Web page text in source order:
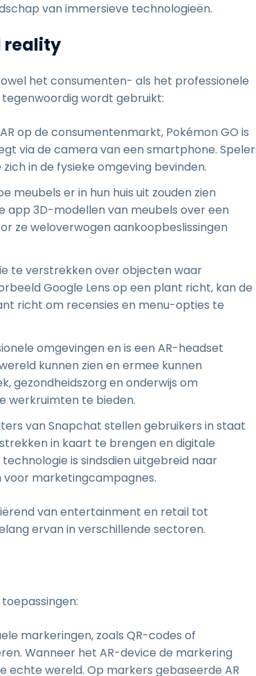
van immersieve technologieën.
reality
het consumenten- als het professionele
tegenwoordig wordt gebruikt:
op de consumentenmarkt, Pokémon GO is
via de camera van een smartphone.
in de fysieke omgeving bevinden.
meubels er in hun huis uit zouden zien
app 3D-modellen van meubels over een
ze weloverwogen aankoopbeslissingen
te verstrekken over objecten waar
Google Lens op een plant richt, kan de
richt om recensies en menu-opties te
omgevingen en is een AR-headset
kunnen zien en ermee kunnen
gezondheidszorg en onderwijs om
werkruimten te bieden.
van Snapchat stellen gebruikers in staat
in kaart te brengen en digitale
is sindsdien uitgebreid naar
marketingcampagnes.
van entertainment en retail tot
ervan in verschillende sectoren.
markeringen, zoals QR-codes of
Wanneer het AR-device de markering
wereld. Op markers gebaseerde AR